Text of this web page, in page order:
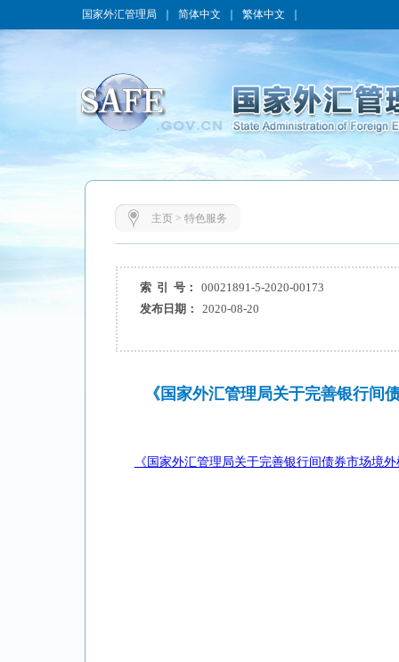
国家外汇管理局 简体中文 繁体中文
主页> 特色服务
索 引 号：
00021891-5-2020-00173
发布日期：
2020-08-20
《国家外汇管理局关于完善银行间
《国家外汇管理局关于完善银行间债券市场境